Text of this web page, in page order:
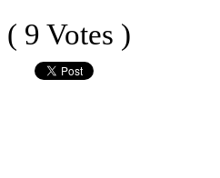
( 9 Votes )